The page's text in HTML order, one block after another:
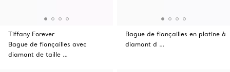
Tiffany Forever
Bague de fiançailles avec
diamant de taille …
Bague de fiançailles en platine à
diamant d …